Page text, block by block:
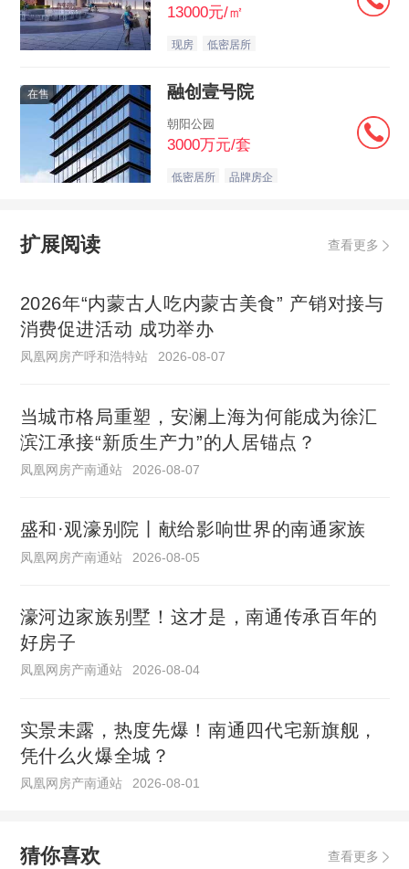
13000元/㎡
现房 低密居所
在售 融创壹号院
朝阳公园
3000万元/套
低密居所 品牌房企
扩展阅读 查看更多
2026年“内蒙古人吃内蒙古美食” 产销对接与
消费促进活动 成功举办
凤凰网房产呼和浩特站 2026-08-07
当城市格局重塑，安澜上海为何能成为徐汇
滨江承接“新质生产力”的人居锚点？
凤凰网房产南通站 2026-08-07
盛和·观濠别院丨献给影响世界的南通家族
凤凰网房产南通站 2026-08-05
濠河边家族别墅！这才是，南通传承百年的
好房子
凤凰网房产南通站 2026-08-04
实景未露，热度先爆！南通四代宅新旗舰，
凭什么火爆全城？
凤凰网房产南通站 2026-08-01
猜你喜欢 查看更多